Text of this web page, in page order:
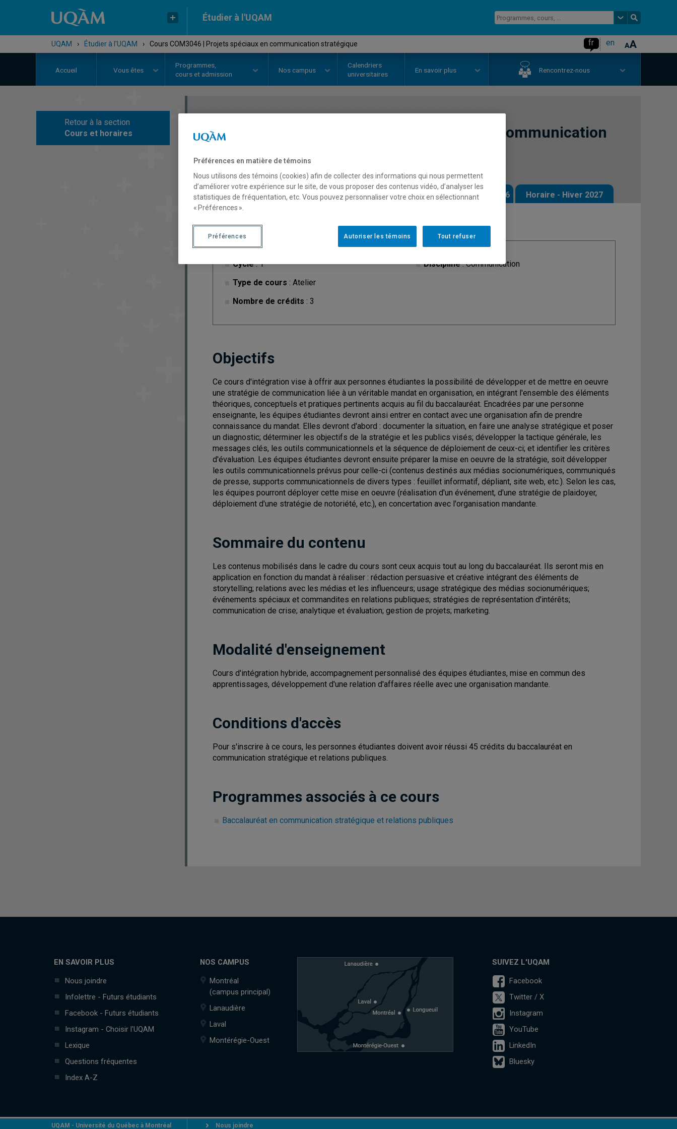
Étudier à l'UQAM
UQAM › Étudier à l'UQAM › Cours COM3046 | Projets spéciaux en communication stratégique fr en
Accueil Vous êtes
Programmes,
cours et admission
Nos campus
Calendriers
universitaires
En savoir plus Rencontrez-nous
Retour à la section
Cours et horaires
COURS
Projets spéciaux en communication
stratégique
Description Horaire - Été 2026 Horaire - Automne 2026 Horaire - Hiver 2027
Cycle: 1
Type de cours : Atelier
Nombre de crédits : 3
Discipline: Communication
Objectifs
Ce cours d'intégration vise à offrir aux personnes étudiantes la possibilité de développer et de mettre en oeuvre
une stratégie de communication liée à un véritable mandat en organisation, en intégrant l'ensemble des éléments
théoriques, conceptuels et pratiques pertinents acquis au fil du baccalauréat. Encadrées par une personne
enseignante, les équipes étudiantes devront ainsi entrer en contact avec une organisation afin de prendre
connaissance du mandat. Elles devront d'abord : documenter la situation, en faire une analyse stratégique et poser
un diagnostic; déterminer les objectifs de la stratégie et les publics visés; développer la tactique générale, les
messages clés, les outils communicationnels et la séquence de déploiement de ceux-ci; et identifier les critères
d'évaluation. Les équipes étudiantes devront ensuite préparer la mise en oeuvre de la stratégie, soit développer
les outils communicationnels prévus pour celle-ci (contenus destinés aux médias socionumériques, communiqués
de presse, supports communicationnels de divers types : feuillet informatif, dépliant, site web, etc.). Selon les cas,
les équipes pourront déployer cette mise en oeuvre (réalisation d'un événement, d'une stratégie de plaidoyer,
déploiement d'une stratégie de notoriété, etc.), en concertation avec l'organisation mandante.
Sommaire du contenu
Les contenus mobilisés dans le cadre du cours sont ceux acquis tout au long du baccalauréat. Ils seront mis en
application en fonction du mandat à réaliser : rédaction persuasive et créative intégrant des éléments de
storytelling; relations avec les médias et les influenceurs; usage stratégique des médias socionumériques;
événements spéciaux et commandites en relations publiques; stratégies de représentation d'intérêts;
communication de crise; analytique et évaluation; gestion de projets; marketing.
Modalité d'enseignement
Cours d'intégration hybride, accompagnement personnalisé des équipes étudiantes, mise en commun des
apprentissages, développement d'une relation d'affaires réelle avec une organisation mandante.
Conditions d'accès
Pour s'inscrire à ce cours, les personnes étudiantes doivent avoir réussi 45 crédits du baccalauréat en
communication stratégique et relations publiques.
Programmes associés à ce cours
Baccalauréat en communication stratégique et relations publiques
EN SAVOIR PLUS
Nous joindre
Infolettre - Futurs étudiants
Facebook - Futurs étudiants
Instagram - Choisir l'UQAM
Lexique
Questions fréquentes
Index A-Z
NOS CAMPUS
Montréal
(campus principal)
Lanaudière
Laval
Montérégie-Ouest
SUIVEZ L'UQAM
Facebook
Twitter / X
Instagram
YouTube
LinkedIn
Bluesky
UQAM - Université du Québec à Montréal Nous joindre
Préférences en matière de témoins
Nous utilisons des témoins (cookies) afin de collecter des informations qui nous permettent
d’améliorer votre expérience sur le site, de vous proposer des contenus vidéo, d’analyser les
statistiques de fréquentation, etc. Vous pouvez personnaliser votre choix en sélectionnant
« Préférences ».
Tout refuser
Autoriser les témoins
Préférences